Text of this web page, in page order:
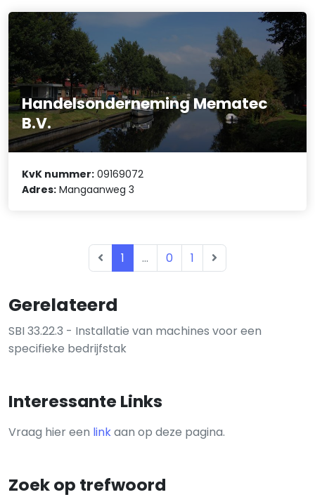
Gerelateerd
SBI 33.22.3 - Installatie van machines voor een
specifieke bedrijfstak
Interessante Links
Vraag hier een linkaan op deze pagina.
Zoek op trefwoord
Handelsonderneming Mematec
B.V.
KvK nummer: 09169072
Adres: Mangaanweg 3
1 ... 0 1